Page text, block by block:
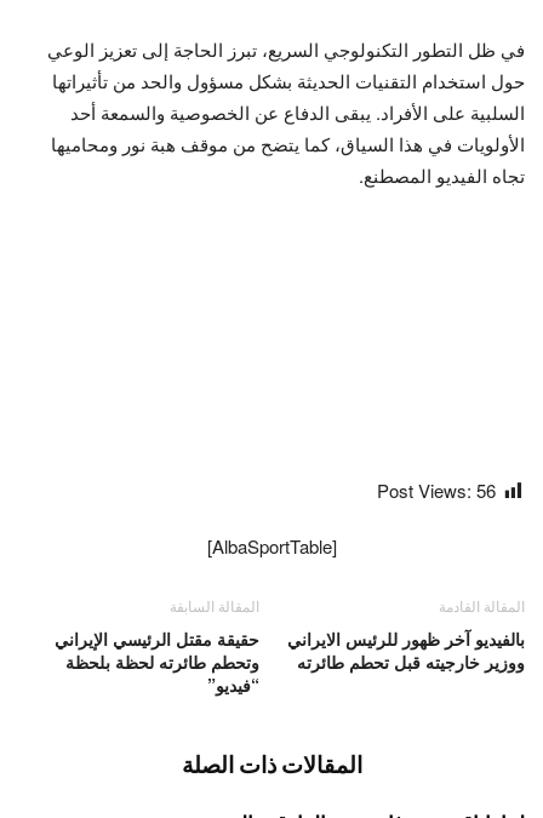
في ظل التطور التكنولوجي السريع، تبرز الحاجة إلى تعزيز الوعي
حول استخدام التقنيات الحديثة بشكل مسؤول والحد من تأثيراتها
السلبية على الأفراد. يبقى الدفاع عن الخصوصية والسمعة أحد
الأولويات في هذا السياق، كما يتضح من موقف هبة نور ومحاميها
تجاه الفيديو المصطنع.
Post Views: 56
[AlbaSportTable]
المقالة السابقة
حقيقة مقتل الرئيسي الإيراني
وتحطم طائرته لحظة بلحظة
“فيديو”
المقالة القادمة
بالفيديو آخر ظهور للرئيس الايراني
ووزير خارجيته قبل تحطم طائرته
المقالات ذات الصلة